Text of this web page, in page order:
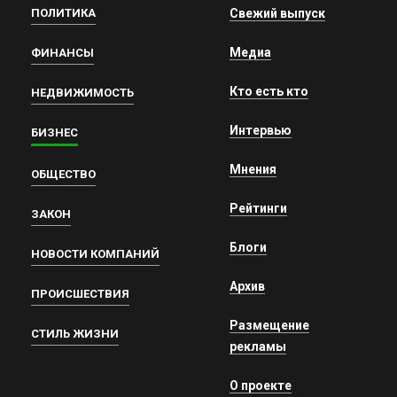
ПОЛИТИКА
ФИНАНСЫ
НЕДВИЖИМОСТЬ
БИЗНЕС
ОБЩЕСТВО
ЗАКОН
НОВОСТИ КОМПАНИЙ
ПРОИСШЕСТВИЯ
СТИЛЬ ЖИЗНИ
Свежий выпуск
Медиа
Кто есть кто
Интервью
Мнения
Рейтинги
Блоги
Архив
Размещение
рекламы
О проекте